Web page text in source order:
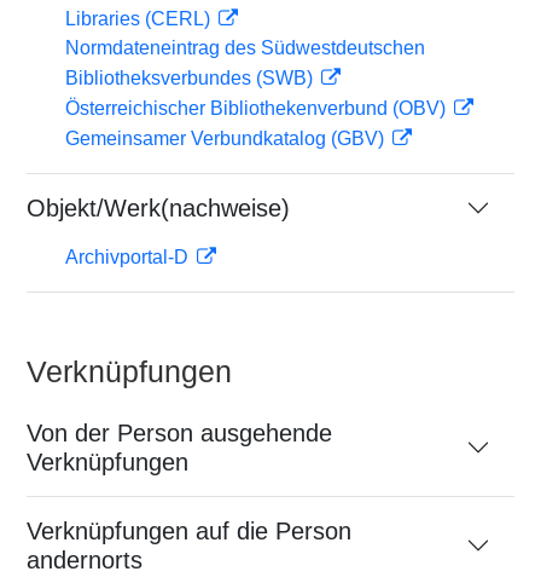
Libraries (CERL)
Normdateneintrag des Südwestdeutschen
Bibliotheksverbundes (SWB)
Österreichischer Bibliothekenverbund (OBV)
Gemeinsamer Verbundkatalog (GBV)
Objekt/Werk(nachweise)
Archivportal-D
Verknüpfungen
Von der Person ausgehende
Verknüpfungen
Verknüpfungen auf die Person
andernorts